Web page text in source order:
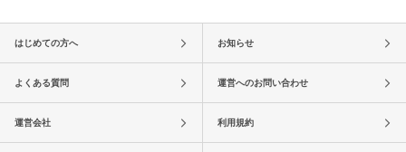
はじめての方へ お知らせ
よくある質問 運営へのお問い合わせ
運営会社 利用規約